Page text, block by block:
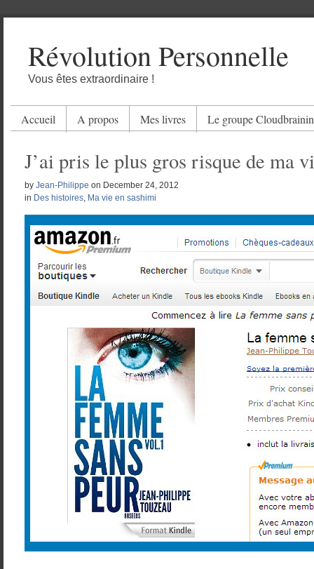
Révolution Personnelle
Vous êtes extraordinaire !
Accueil A propos Mes livres Le groupe
J’ai pris le plus gros risque de ma
by Jean-Philippe on December 24, 2012
in Des histoires, Ma vie en sashimi